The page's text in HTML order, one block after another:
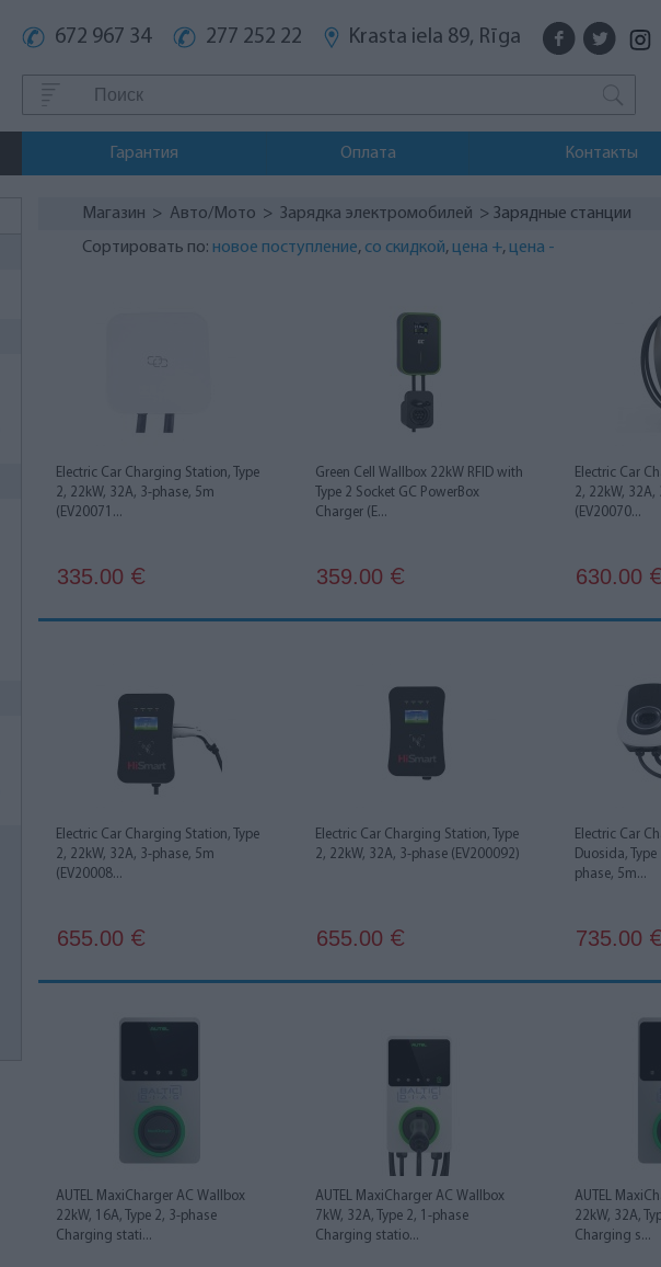
672 967 34 277 252 22 Krasta iela 89, Rīga
Гарантия Оплата Контакты
Магазин > Авто/Мото > Зарядка электромобилей > Зарядные станции
Сортировать по: новое поступление, со скидкой, цена +, цена -
Electric Car Charging Station, Type
2, 22kW, 32A, 3-phase, 5m
(EV20071...
335.00 €
Green Cell Wallbox 22kW RFID with
Type 2 Socket GC PowerBox
Charger (E...
359.00 €
Electric Car
2, 22kW, 32A,
(EV20070...
630.00
Electric Car Charging Station, Type
2, 22kW, 32A, 3-phase, 5m
(EV20008...
655.00 €
Electric Car Charging Station, Type
2, 22kW, 32A, 3-phase (EV200092)
655.00 €
Electric Car
Duosida,
phase, 5m...
735.00
AUTEL MaxiCharger AC Wallbox
22kW, 16A, Type 2, 3-phase
Charging stati...
AUTEL MaxiCharger AC Wallbox
7kW, 32A, Type 2, 1-phase
Charging statio...
AUTEL
22kW, 32A,
Charging s...